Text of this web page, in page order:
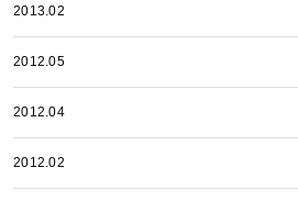
2013.02
2012.05
2012.04
2012.02